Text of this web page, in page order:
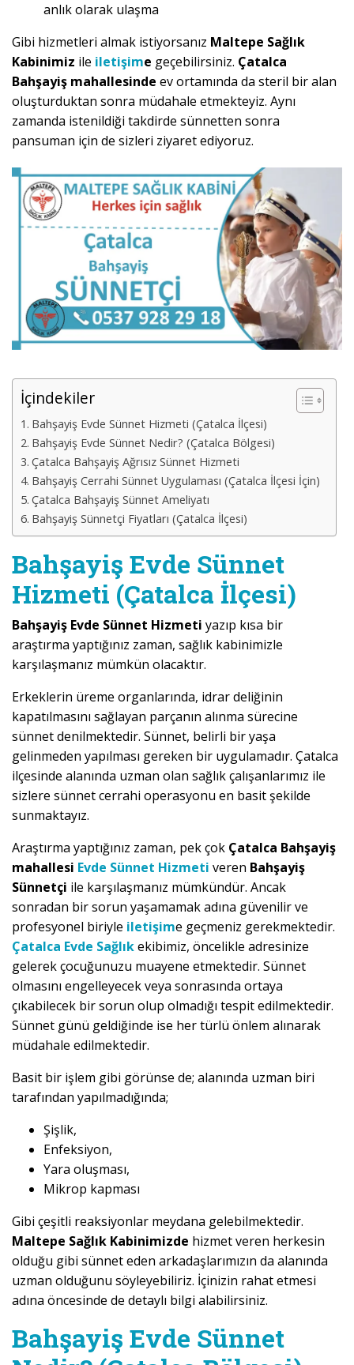
anlık olarak ulaşma
Gibi hizmetleri almak istiyorsanız Maltepe Sağlık
Kabinimiz ile iletişime geçebilirsiniz. Çatalca
Bahşayiş mahallesinde ev ortamında da steril bir alan
oluşturduktan sonra müdahale etmekteyiz. Aynı
zamanda istenildiği takdirde sünnetten sonra
pansuman için de sizleri ziyaret ediyoruz.
İçindekiler
Bahşayiş Evde Sünnet Hizmeti (Çatalca İlçesi)
Bahşayiş Evde Sünnet Nedir? (Çatalca Bölgesi)
Çatalca Bahşayiş Ağrısız Sünnet Hizmeti
Bahşayiş Cerrahi Sünnet Uygulaması (Çatalca İlçesi İçin)
Çatalca Bahşayiş Sünnet Ameliyatı
Bahşayiş Sünnetçi Fiyatları (Çatalca İlçesi)
Bahşayiş Evde Sünnet
Hizmeti (Çatalca İlçesi)
Bahşayiş Evde Sünnet Hizmeti yazıp kısa bir
araştırma yaptığınız zaman, sağlık kabinimizle
karşılaşmanız mümkün olacaktır.
Erkeklerin üreme organlarında, idrar deliğinin
kapatılmasını sağlayan parçanın alınma sürecine
sünnet denilmektedir. Sünnet, belirli bir yaşa
gelinmeden yapılması gereken bir uygulamadır. Çatalca
ilçesinde alanında uzman olan sağlık çalışanlarımız ile
sizlere sünnet cerrahi operasyonu en basit şekilde
sunmaktayız.
Araştırma yaptığınız zaman, pek çok Çatalca Bahşayiş
mahallesi Evde Sünnet Hizmeti veren Bahşayiş
Sünnetçi ile karşılaşmanız mümkündür. Ancak
sonradan bir sorun yaşamamak adına güvenilir ve
profesyonel biriyle iletişime geçmeniz gerekmektedir.
Çatalca Evde Sağlıkekibimiz, öncelikle adresinize
gelerek çocuğunuzu muayene etmektedir. Sünnet
olmasını engelleyecek veya sonrasında ortaya
çıkabilecek bir sorun olup olmadığı tespit edilmektedir.
Sünnet günü geldiğinde ise her türlü önlem alınarak
müdahale edilmektedir.
Basit bir işlem gibi görünse de; alanında uzman biri
tarafından yapılmadığında;
Şişlik,
Enfeksiyon,
Yara oluşması,
Mikrop kapması
Gibi çeşitli reaksiyonlar meydana gelebilmektedir.
Maltepe Sağlık Kabinimizde hizmet veren herkesin
olduğu gibi sünnet eden arkadaşlarımızın da alanında
uzman olduğunu söyleyebiliriz. İçinizin rahat etmesi
adına öncesinde de detaylı bilgi alabilirsiniz.
Bahşayiş Evde Sünnet